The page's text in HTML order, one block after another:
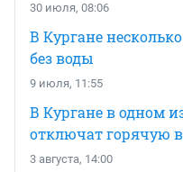
30 июля, 08:06
В Кургане
без воды
9 июля, 11:55
В Кургане в одном
отключат горячую
3 августа, 14:00